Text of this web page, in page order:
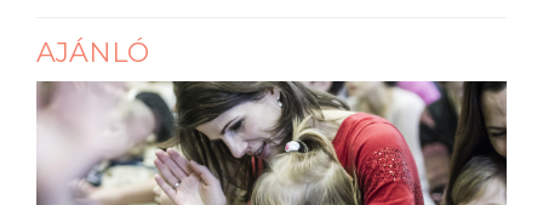
AJÁNLÓ